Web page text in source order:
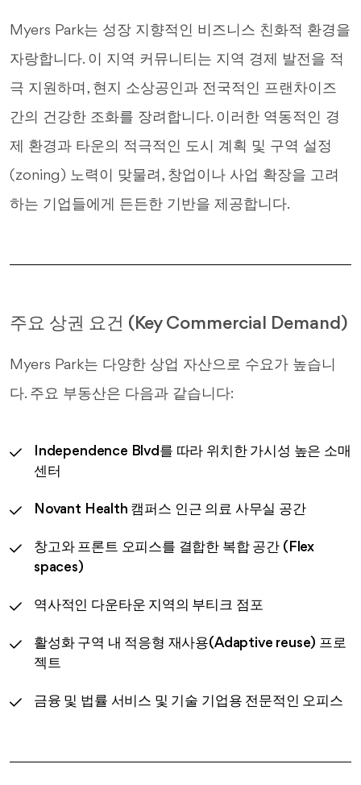
Myers Park는 성장 지향적인 비즈니스 친화적 환경을
자랑합니다. 이 지역 커뮤니티는 지역 경제 발전을 적
극 지원하며, 현지 소상공인과 전국적인 프랜차이즈
간의 건강한 조화를 장려합니다. 이러한 역동적인 경
제 환경과 타운의 적극적인 도시 계획 및 구역 설정
(zoning) 노력이 맞물려, 창업이나 사업 확장을 고려
하는 기업들에게 든든한 기반을 제공합니다.
주요 상권 요건 (Key Commercial Demand)
Myers Park는 다양한 상업 자산으로 수요가 높습니
다. 주요 부동산은 다음과 같습니다:
Independence Blvd를 따라 위치한 가시성 높은 소매
센터
Novant Health 캠퍼스 인근 의료 사무실 공간
창고와 프론트 오피스를 결합한 복합 공간 (Flex
spaces)
역사적인 다운타운 지역의 부티크 점포
활성화 구역 내 적응형 재사용(Adaptive reuse) 프로
젝트
금융 및 법률 서비스 및 기술 기업용 전문적인 오피스